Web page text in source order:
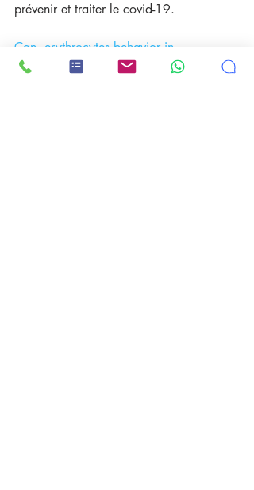
prévenir et traiter le covid-19.
Can  erythrocytes behavior in
microcirculation help the understanding